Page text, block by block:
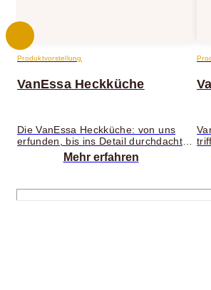
Produktvorstellung
VanEssa Heckküche
Die VanEssa Heckküche: von uns
erfunden, bis ins Detail durchdacht
und erprobt – praktisch und
zuverlässig für unterwegs.
Campingbedürfnisse:
Mehr erfahren